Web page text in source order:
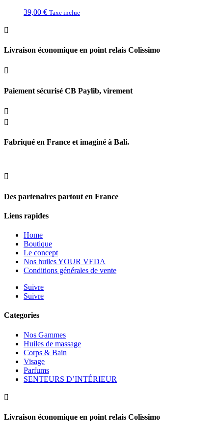
39,00 € Taxe inclue

Livraison économique en point relais Colissimo

Paiement sécurisé CB Paylib, virement


Fabriqué en France et imaginé à Bali.

Des partenaires partout en France
Liens rapides
Home
Boutique
Le concept
Nos huiles YOUR VEDA
Conditions générales de vente
Suivre
Suivre
Categories
Nos Gammes
Huiles de massage
Corps & Bain
Visage
Parfums
SENTEURS D’INTÉRIEUR

Livraison économique en point relais Colissimo